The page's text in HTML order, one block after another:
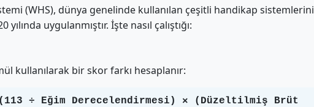
(WHS), dünya genelinde kullanılan çeşitli handikap sistemlerini
uygulanmıştır. İşte nasıl çalıştığı:
kullanılarak bir skor farkı hesaplanır:
÷ Eğim Derecelendirmesi) × (Düzeltilmiş Brüt